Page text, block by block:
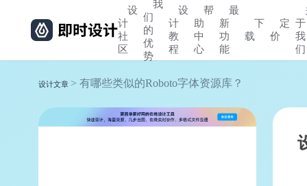
设
计
社
区
我
们
的
优
势
设
计
教
程
帮
助
中
心
最
新
功
能
下
载
定
价
于
我
们
设计文章 > 有哪些类似的Roboto字体资源库？